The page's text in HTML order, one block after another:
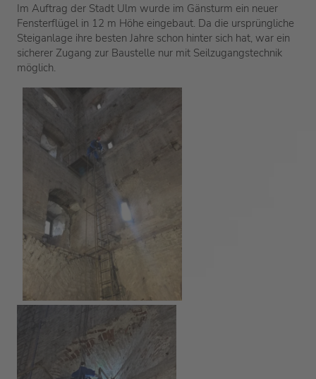
Im Auftrag der Stadt Ulm wurde im Gänsturm ein neuer
Fensterflügel in 12 m Höhe eingebaut. Da die ursprüngliche
Steiganlage ihre besten Jahre schon hinter sich hat, war ein
sicherer Zugang zur Baustelle nur mit Seilzugangstechnik
möglich.